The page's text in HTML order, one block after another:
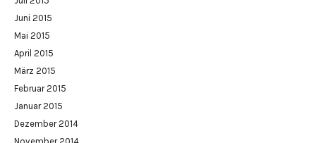
Juni 2015
Mai 2015
April 2015
März 2015
Februar 2015
Januar 2015
Dezember 2014